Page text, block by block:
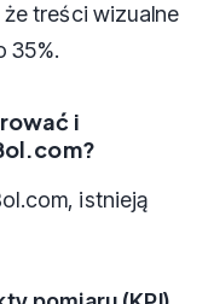
że treści wizualne
35%.
i
istnieją